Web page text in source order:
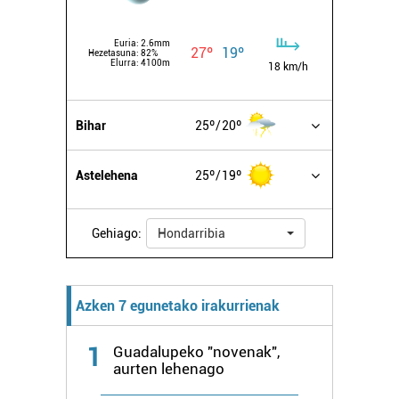
baliatzen gara. Ohar hau onartuz gero, teknologia hori
Euria: 2.6mm
Hezetasuna: 82%
Elurra: 4100m
27º 19º
18 km/h
Bihar 25º 20º
Astelehena 25º 19º
Gehiago: Hondarribia
Azken 7 egunetako irakurrienak
1
Guadalupeko "novenak",
aurten lehenago